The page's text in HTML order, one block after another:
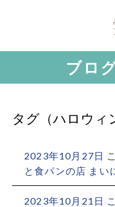
ブロ
タグ（ハロウィ
2023年10月27日
と食パンの店 まい
2023年10月21日